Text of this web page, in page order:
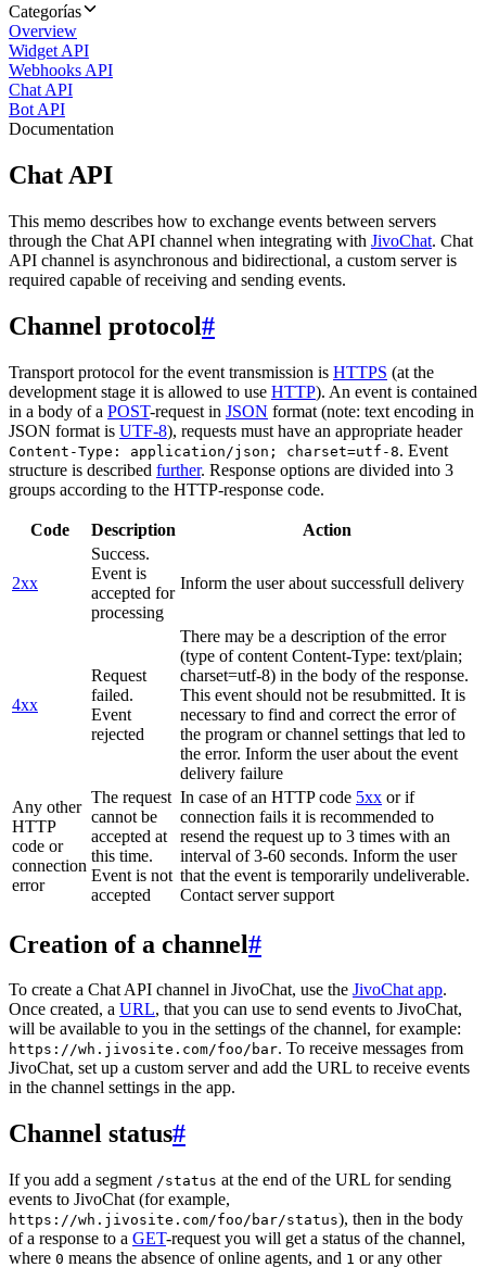
Categorías
Overview
Widget API
Webhooks API
Chat API
Bot API
Documentation
Chat API
This memo describes how to exchange events between servers
through the Chat API channel when integrating with JivoChat. Chat
API channel is asynchronous and bidirectional, a custom server is
required capable of receiving and sending events.
Channel protocol#
Transport protocol for the event transmission is HTTPS (at the
development stage it is allowed to use HTTP). An event is contained
in a body of a POST-request in JSON format (note: text encoding in
JSON format is UTF-8), requests must have an appropriate header
Content-Type: application/json; charset=utf-8. Event
structure is described further. Response options are divided into 3
groups according to the HTTP-response code.
Code Description Action
2xx
Success.
Event is
accepted for
processing
Inform the user about successfull delivery
4xx
Request
failed.
Event
rejected
There may be a description of the error
(type of content Content-Type: text/plain;
charset=utf-8) in the body of the response.
This event should not be resubmitted. It is
necessary to find and correct the error of
the program or channel settings that led to
the error. Inform the user about the event
delivery failure
Any other
HTTP
code or
connection
error
The request
cannot be
accepted at
this time.
Event is not
accepted
In case of an HTTP code 5xx or if
connection fails it is recommended to
resend the request up to 3 times with an
interval of 3-60 seconds. Inform the user
that the event is temporarily undeliverable.
Contact server support
Creation of a channel#
To create a Chat API channel in JivoChat, use the JivoChat app.
Once created, a URL, that you can use to send events to JivoChat,
will be available to you in the settings of the channel, for example:
https://wh.jivosite.com/foo/bar. To receive messages from
JivoChat, set up a custom server and add the URL to receive events
in the channel settings in the app.
Channel status#
If you add a segment /status at the end of the URL for sending
events to JivoChat (for example,
https://wh.jivosite.com/foo/bar/status), then in the body
of a response to a GET-request you will get a status of the channel,
where 0 means the absence of online agents, and 1 or any other